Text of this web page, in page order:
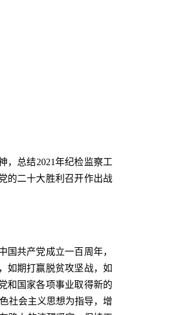
，总结2021年纪检监察工
的二十大胜利召开作出战
共产党成立一百周年，
如期打赢脱贫攻坚战，如
和国家各项事业取得新的
社会主义思想为指导，增